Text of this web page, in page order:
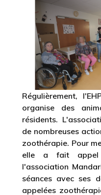
Régulièrement,
organise des
résidents.
de nombreuses
zoothérapie. Pour
elle a fait appel
l'association
séances avec ses
appelées